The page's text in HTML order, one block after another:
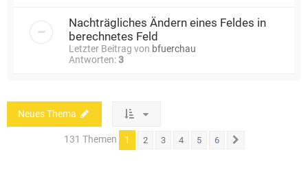
Nachträgliches Ändern eines Feldes in
berechnetes Feld
Letzter Beitrag von bfuerchau
Antworten:3
Neues Thema
131 Themen 1 2 3 4 5 6